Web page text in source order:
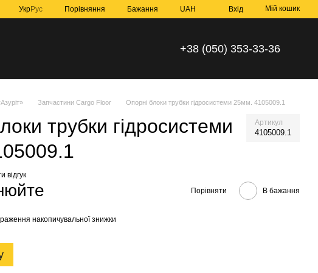
УкрРус Порівняння Бажання UAH Вхід Мій кошик
+38 (050) 353-33-36
Запчастини Cargo Floor Опорні блоки трубки гідросистеми 25мм. 4105009.1
трубки гідросистеми
Артикул
4105009.1
відгук
Порівняти В бажання
накопичувальної знижки